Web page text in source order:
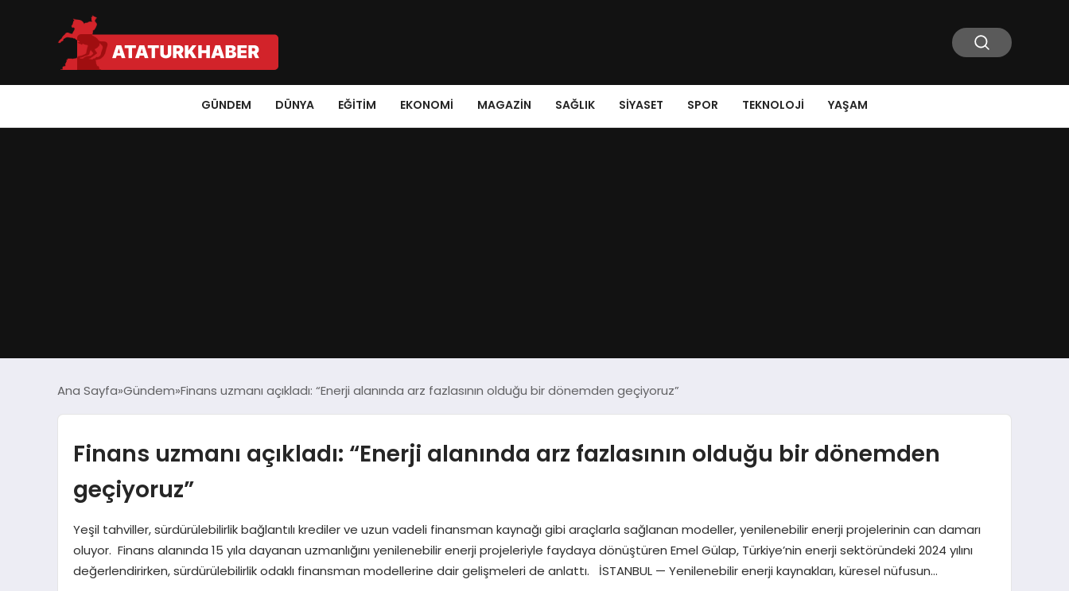
GÜNDEM DÜNYA EĞITIM EKONOMI MAGAZIN SAĞLIK SIYASET SPOR TEKNOLOJI YAŞAM
Ana Sayfa Gündem Finans uzmanı açıkladı: “Enerji alanında arz fazlasının olduğu bir dönemden geçiyoruz”
Finans uzmanı açıkladı: “Enerji alanında arz fazlasının olduğu bir dönemden
geçiyoruz”
Yeşil tahviller, sürdürülebilirlik bağlantılı krediler ve uzun vadeli finansman kaynağı gibi araçlarla sağlanan modeller, yenilenebilir enerji projelerinin can damarı
oluyor. Finans alanında 15 yıla dayanan uzmanlığını yenilenebilir enerji projeleriyle faydaya dönüştüren Emel Gülap, Türkiye’nin enerji sektöründeki 2024 yılını
değerlendirirken, sürdürülebilirlik odaklı finansman modellerine dair gelişmeleri de anlattı. İSTANBUL — Yenilenebilir enerji kaynakları, küresel nüfusun…